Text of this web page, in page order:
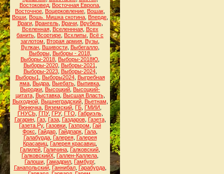
Востоковед Восточная Европа
Восточное Воцерковление Вошак
Воши Вошь. Мишка скотина Вперде
Враги, Врангель, Врачи, Врубель,
Вселенная, Вселеннная, Всех
банить Всортире Всхлипы Всё с
заглотом
Вторая армия Вузы
Вулкан, Вшивости, Выбегалло,
Выборы, Выборы - 2018,
Выборы-2018 Выборы-2018Ю
Выборы-2020, Выборы-2021
Выборы-2023, Выборы-2024,
Выборы1
Выборы2024, Выгребная
яма Выдра Выебать Выпивка
Выродки Высоцкий Высоцкий-
цитата, Выставка, Высшая Власть,
Выходной, Вышнеградский, Вьетнам
Вюнючка Вяземский ГБ ГМИИ
ГНУСЬ, ГПУ, ГРУ, ГТО Габриэль,
Гагарин, Газ, Газа, Газдаров, Газета,
Газета.Ру, Газовки Газпром
Гай
Фокс
Гайдар Гайдпарк Гала
Галабурда, Галерея, Галерея
Красавиц Галерея красавиц
Галилей Галичина Галковский
ГалковскийХ Галлен-Каллела
Галоши Гамадрил Гамбург,
Ганапольский, Ганнибал, Гарабурда,